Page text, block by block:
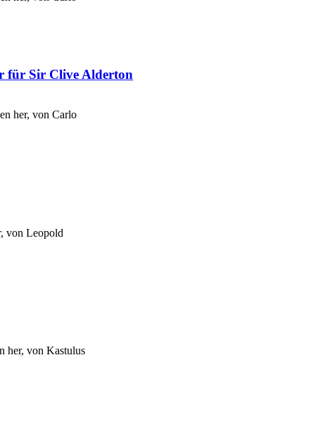
für Sir Clive Alderton
her, von Carlo
von Leopold
her, von Kastulus